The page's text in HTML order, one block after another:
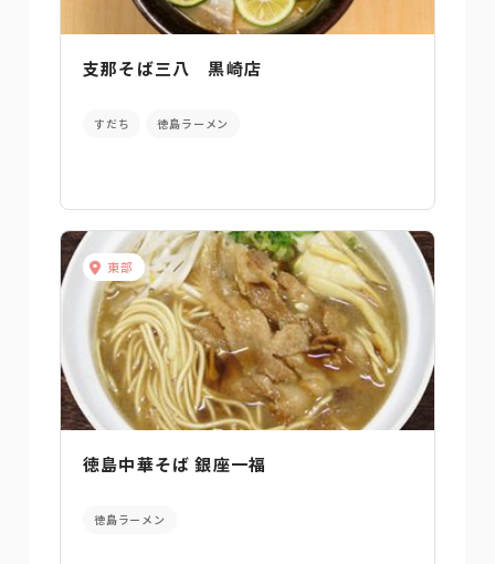
支那そば三八 黒崎店
すだち 徳島ラーメン
東部
徳島中華そば 銀座一福
徳島ラーメン